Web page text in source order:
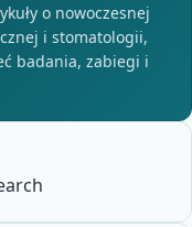
o nowoczesnej
i stomatologii,
badania, zabiegi i